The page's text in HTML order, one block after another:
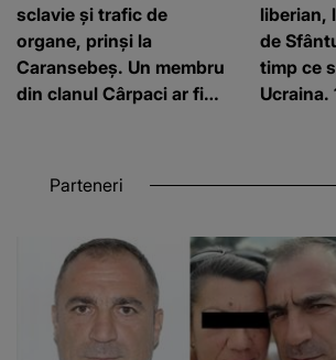
sclavie și trafic de
organe, prinși la
Caransebeș. Un membru
din clanul Cârpaci ar fi
liberian,
de
timp ce
Ucraina.
Parteneri